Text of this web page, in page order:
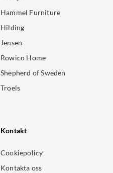
Hammel Furniture
Hilding
Jensen
Rowico Home
Shepherd of Sweden
Troels
Kontakt
Cookiepolicy
Kontakta oss